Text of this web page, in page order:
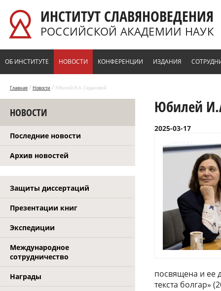
ИНСТИТУТ СЛАВЯНОВЕДЕНИЯ
РОССИЙСКОЙ АКАДЕМИИ НАУК
ОБ ИНСТИТУТЕ НОВОСТИ КОНФЕРЕНЦИИ ИЗДАНИЯ
Главная / Новости / Юбилей И.А. Седаковой
НОВОСТИ
Последние новости
Архив новостей
Защиты диссертаций
Презентации книг
Экспедиции
Международное
сотрудничество
Награды
Юбилей
2025-03-17
посвящена и ее
текста болгар»